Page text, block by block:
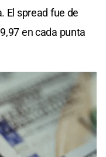
El spread fue de
en cada punta